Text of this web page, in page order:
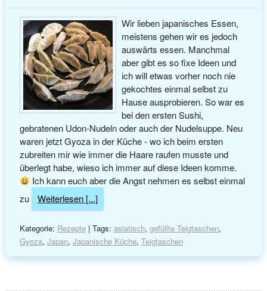
Wir lieben japanisches Essen,
meistens gehen wir es jedoch
auswärts essen. Manchmal
aber gibt es so fixe Ideen und
ich will etwas vorher noch nie
gekochtes einmal selbst zu
Hause ausprobieren. So war es
bei den ersten Sushi,
gebratenen Udon-Nudeln oder auch der Nudelsuppe. Neu
waren jetzt Gyoza in der Küche - wo ich beim ersten
zubreiten mir wie immer die Haare raufen musste und
überlegt habe, wieso ich immer auf diese Ideen komme.
Ich kann euch aber die Angst nehmen es selbst einmal
zu
Weiterlesen [...]
Kategorie: Rezepte| Tags: asiatisch, gefüllte Teigtaschen,
Gyoza, Japan, Japanische Küche, Teigtaschen